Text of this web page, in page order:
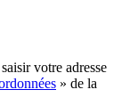
votre adresse
» de la